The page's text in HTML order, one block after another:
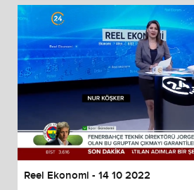
Reel Ekonomi - 14 10 2022